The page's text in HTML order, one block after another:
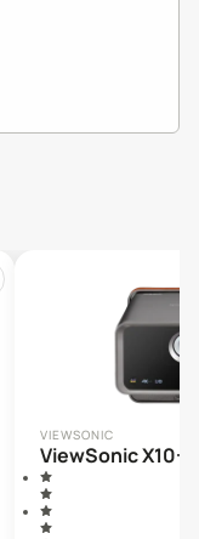
VIEWSONIC
ViewSonic X10-